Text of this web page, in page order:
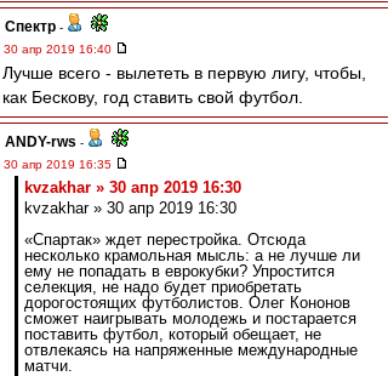
Спектр -
30 апр 2019 16:40
Лучше всего - вылететь в первую лигу, чтобы,
как Бескову, год ставить свой футбол.
ANDY-rws -
30 апр 2019 16:35
kvzakhar » 30 апр 2019 16:30
kvzakhar » 30 апр 2019 16:30
«Спартак» ждет перестройка. Отсюда
несколько крамольная мысль: а не лучше ли
ему не попадать в еврокубки? Упростится
селекция, не надо будет приобретать
дорогостоящих футболистов. Олег Кононов
сможет наигрывать молодежь и постарается
поставить футбол, который обещает, не
отвлекаясь на напряженные международные
матчи.